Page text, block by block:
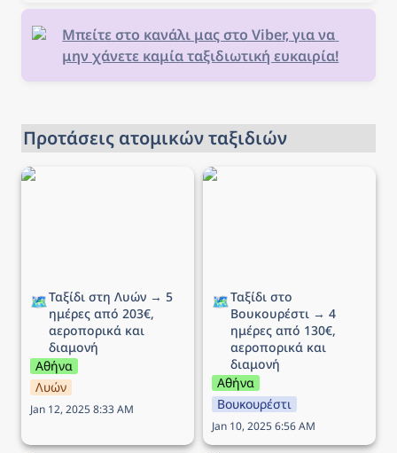
ενδιαφέρει, κλείστε τα
ταξίδι!
Μπείτε στο κανάλι μας στο Viber, για να
μην χάνετε καμία ταξιδιωτική ευκαιρία!
Προτάσεις ατομικών ταξιδιών
Ταξίδι στη Λυών → 5
🗺️Ταξίδι στη Λυών → 5
ημέρες από 203€,
αεροπορικά και
διαμονή
Αθήνα
Λυών
Jan 12, 2025 8:33 AM
Ταξίδι στο Βουκουρέστι
🗺️Ταξίδι στο
Βουκουρέστι → 4
ημέρες από 130€,
αεροπορικά και
διαμονή
Αθήνα
Βουκουρέστι
Jan 10, 2025 6:56 AM